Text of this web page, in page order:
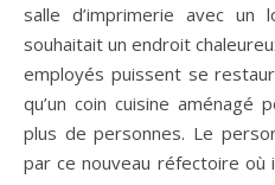
salle d’imprimerie avec un
souhaitait un endroit
employés puissent se
qu’un coin cuisine aménagé
plus de personnes. Le
par ce nouveau réfectoire